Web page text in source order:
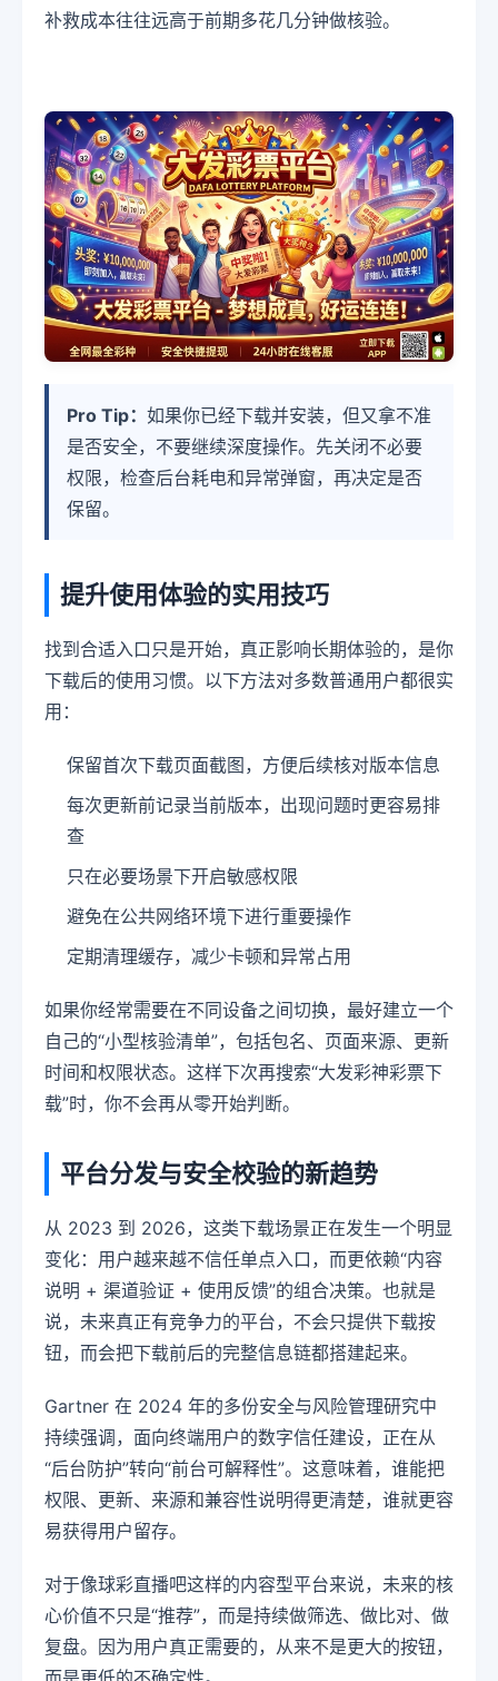
补救成本往往远高于前期多花几分钟做核验。
Pro Tip： 如果你已经下载并安装，但又拿不准
是否安全，不要继续深度操作。先关闭不必要
权限，检查后台耗电和异常弹窗，再决定是否
保留。
提升使用体验的实用技巧
找到合适入口只是开始，真正影响长期体验的，是你
下载后的使用习惯。以下方法对多数普通用户都很实
用：
保留首次下载页面截图，方便后续核对版本信息
每次更新前记录当前版本，出现问题时更容易排
查
只在必要场景下开启敏感权限
避免在公共网络环境下进行重要操作
定期清理缓存，减少卡顿和异常占用
如果你经常需要在不同设备之间切换，最好建立一个
自己的“小型核验清单”，包括包名、页面来源、更新
时间和权限状态。这样下次再搜索“大发彩神彩票下
载”时，你不会再从零开始判断。
平台分发与安全校验的新趋势
从 2023 到 2026，这类下载场景正在发生一个明显
变化：用户越来越不信任单点入口，而更依赖“内容
说明 + 渠道验证 + 使用反馈”的组合决策。也就是
说，未来真正有竞争力的平台，不会只提供下载按
钮，而会把下载前后的完整信息链都搭建起来。
Gartner 在 2024 年的多份安全与风险管理研究中
持续强调，面向终端用户的数字信任建设，正在从
“后台防护”转向“前台可解释性”。这意味着，谁能把
权限、更新、来源和兼容性说明得更清楚，谁就更容
易获得用户留存。
对于像球彩直播吧这样的内容型平台来说，未来的核
心价值不只是“推荐”，而是持续做筛选、做比对、做
复盘。因为用户真正需要的，从来不是更大的按钮，